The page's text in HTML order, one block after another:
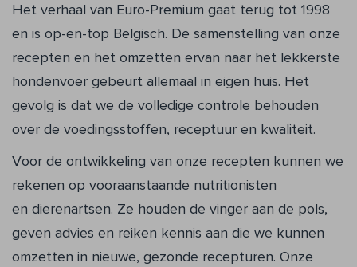
Het verhaal van Euro-Premium gaat terug tot 1998
en is op-en-top Belgisch. De samenstelling van onze
recepten en het omzetten ervan naar het lekkerste
hondenvoer gebeurt allemaal in eigen huis. Het
gevolg is dat we de volledige controle behouden
over de voedingsstoffen, receptuur en kwaliteit.
Voor de ontwikkeling van onze recepten kunnen we
rekenen op vooraanstaande nutritionisten
en dierenartsen. Ze houden de vinger aan de pols,
geven advies en reiken kennis aan die we kunnen
omzetten in nieuwe, gezonde recepturen. Onze